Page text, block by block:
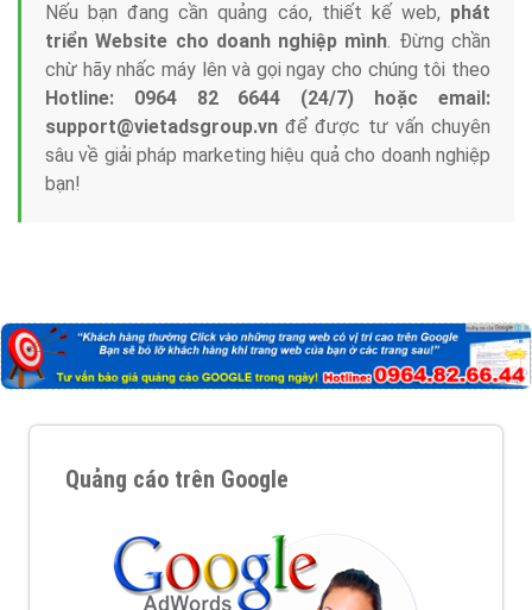
Nếu bạn đang cần quảng cáo, thiết kế web, phát
triển Website cho doanh nghiệp mình. Đừng chần
chừ hãy nhấc máy lên và gọi ngay cho chúng tôi theo
Hotline: 0964 82 6644 (24/7) hoặc email:
support@vietadsgroup.vn để được tư vấn chuyên
sâu về giải pháp marketing hiệu quả cho doanh nghiệp
bạn!
Quảng cáo trên Google